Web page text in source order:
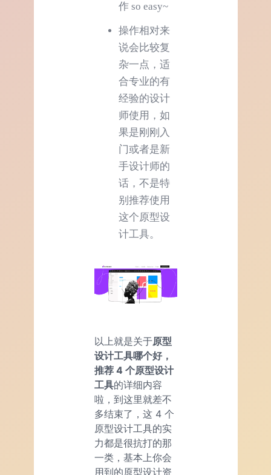
作 so easy~
操作相对来
说会比较复
杂一点，适
合专业的有
经验的设计
师使用，如
果是刚刚入
门或者是新
手设计师的
话，不是特
别推荐使用
这个原型设
计工具。
以上就是关于原型
设计工具哪个好，
推荐 4 个原型设计
工具的详细内容
啦，到这里就差不
多结束了，这 4 个
原型设计工具的实
力都是很抗打的那
一类，基本上你会
用到的原型设计资